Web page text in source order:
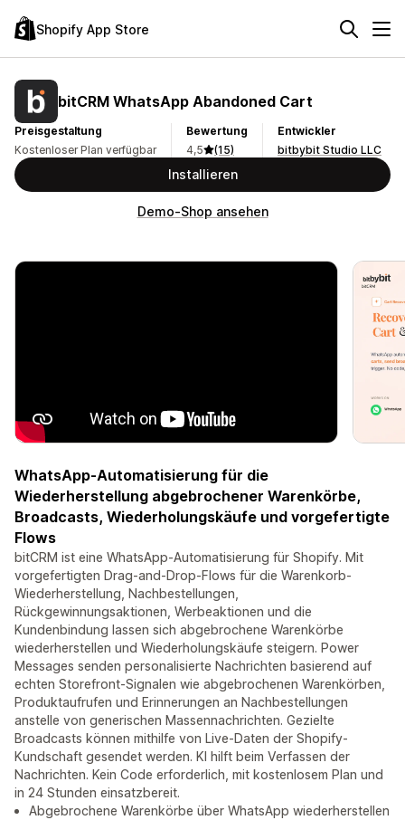
Shopify App Store
bitCRM WhatsApp Abandoned Cart
Preisgestaltung
Kostenloser Plan verfügbar
Bewertung
4,5
(15)
Entwickler
bitbybit Studio LLC
Installieren
Demo-Shop ansehen
WhatsApp-Automatisierung für die
Wiederherstellung abgebrochener Warenkörbe,
Broadcasts, Wiederholungskäufe und vorgefertigte
Flows
bitCRM ist eine WhatsApp-Automatisierung für Shopify. Mit
vorgefertigten Drag-and-Drop-Flows für die Warenkorb-
Wiederherstellung, Nachbestellungen,
Rückgewinnungsaktionen, Werbeaktionen und die
Kundenbindung lassen sich abgebrochene Warenkörbe
wiederherstellen und Wiederholungskäufe steigern. Power
Messages senden personalisierte Nachrichten basierend auf
echten Storefront-Signalen wie abgebrochenen Warenkörben,
Produktaufrufen und Erinnerungen an Nachbestellungen
anstelle von generischen Massennachrichten. Gezielte
Broadcasts können mithilfe von Live-Daten der Shopify-
Kundschaft gesendet werden. KI hilft beim Verfassen der
Nachrichten. Kein Code erforderlich, mit kostenlosem Plan und
in 24 Stunden einsatzbereit.
Abgebrochene Warenkörbe über WhatsApp wiederherstellen